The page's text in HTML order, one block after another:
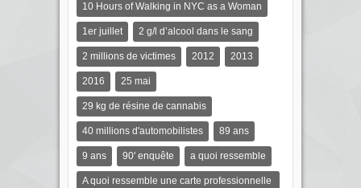
10 Hours of Walking in NYC as a Woman
1er juillet 2 g/l d’alcool dans le sang
2 millions de victimes 2012 2013
2016 25 mai
29 kg de résine de cannabis
40 millions d'automobilistes 89 ans
9 ans 90' enquête a quoi ressemble
A quoi ressemble une carte professionnelle